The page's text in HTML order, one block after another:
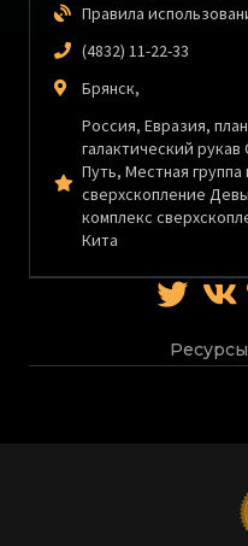
Правила
(4832) 11-22-33
Брянск,
Россия, Евразия,
галактический
Путь, Местная
сверхскопление
комплекс
Кита